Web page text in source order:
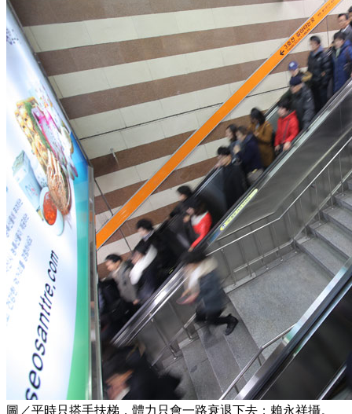
圖／平時只搭手扶梯，體力只會一路衰退下去；賴永祥攝。